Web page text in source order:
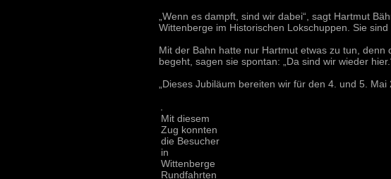
„Wenn es dampft, sind wir dabei“, sagt Hartmut
Wittenberge im Historischen Lokschuppen. Sie
Mit der Bahn hatte nur Hartmut etwas zu tun,
begeht, sagen sie spontan: „Da sind wir wieder
„Dieses Jubiläum bereiten wir für den 4. und 5.
Mit diesem
Zug konnten
die Besucher
in
Wittenberge
Rundfahrten